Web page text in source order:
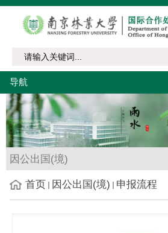
导航
因公出国(境)
首页 因公出国(境) 申报流程